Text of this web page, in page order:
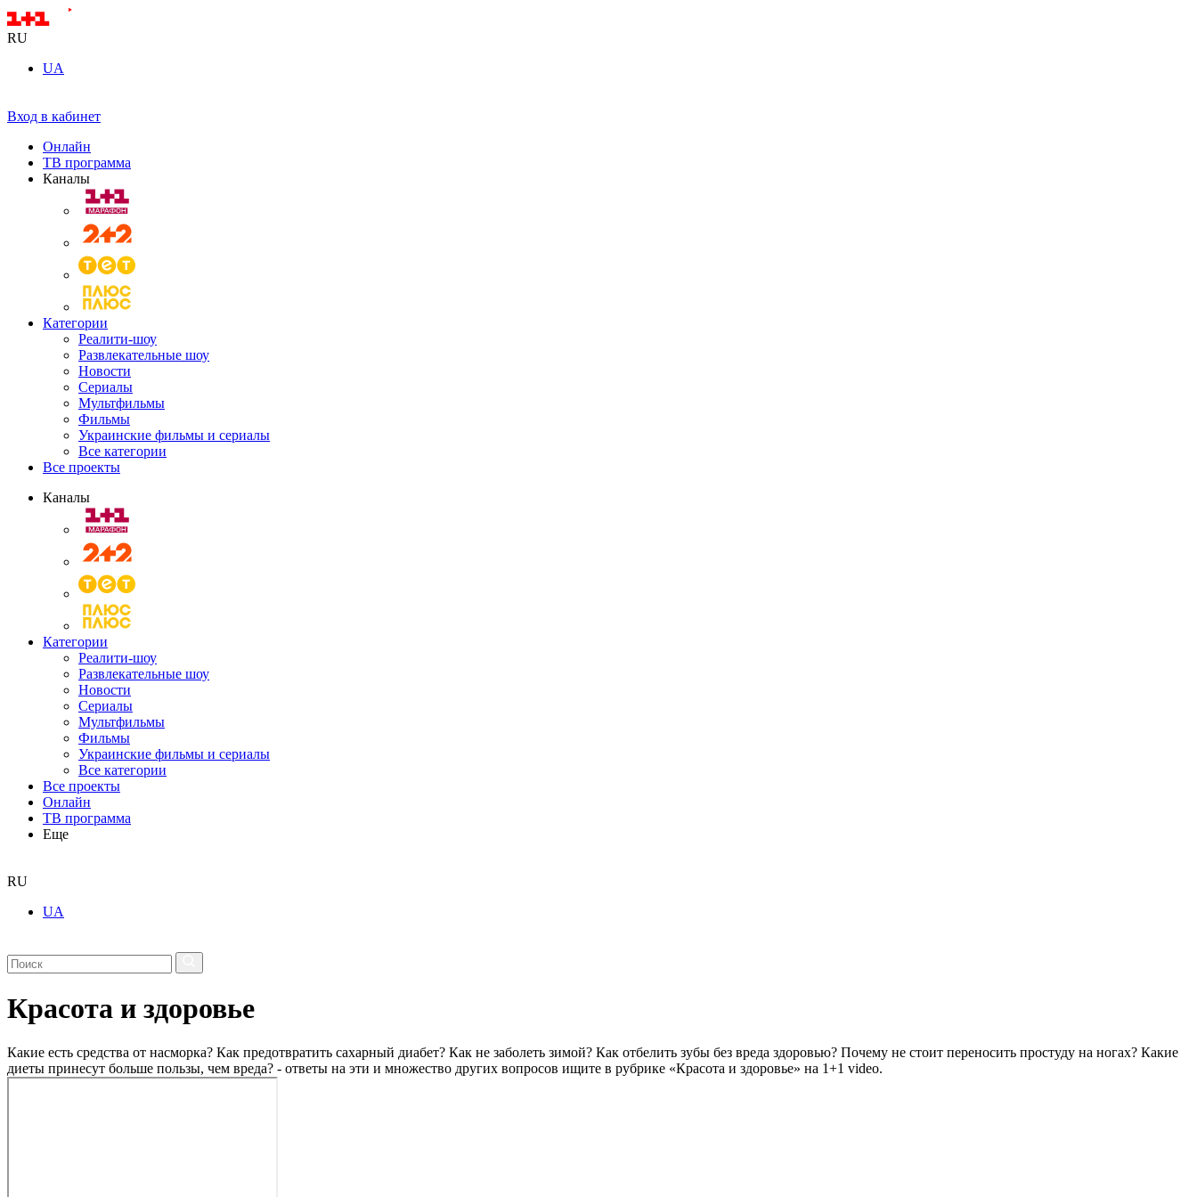
RU
UA
Вход в кабинет
Онлайн
ТВ программа
Каналы
Категории
Реалити-шоу
Развлекательные шоу
Новости
Сериалы
Мультфильмы
Фильмы
Украинские фильмы и сериалы
Все категории
Все проекты
Каналы
Категории
Реалити-шоу
Развлекательные шоу
Новости
Сериалы
Мультфильмы
Фильмы
Украинские фильмы и сериалы
Все категории
Все проекты
Онлайн
ТВ программа
Еще
RU
UA
Красота и здоровье
Какие есть средства от насморка? Как предотвратить сахарный диабет? Как не заболеть зимой? Как отбелить зубы без вреда здоровью? Почему не стоит переносить простуду на ногах? Какие
диеты принесут больше пользы, чем вреда? - ответы на эти и множество других вопросов ищите в рубрике «Красота и здоровье» на 1+1 video.